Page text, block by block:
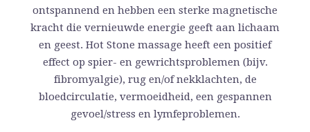
ontspannend en hebben een sterke magnetische
kracht die vernieuwde energie geeft aan lichaam
en geest. Hot Stone massage heeft een positief
effect op spier- en gewrichtsproblemen (bijv.
fibromyalgie), rug en/of nekklachten, de
bloedcirculatie, vermoeidheid, een gespannen
gevoel/stress en lymfeproblemen.